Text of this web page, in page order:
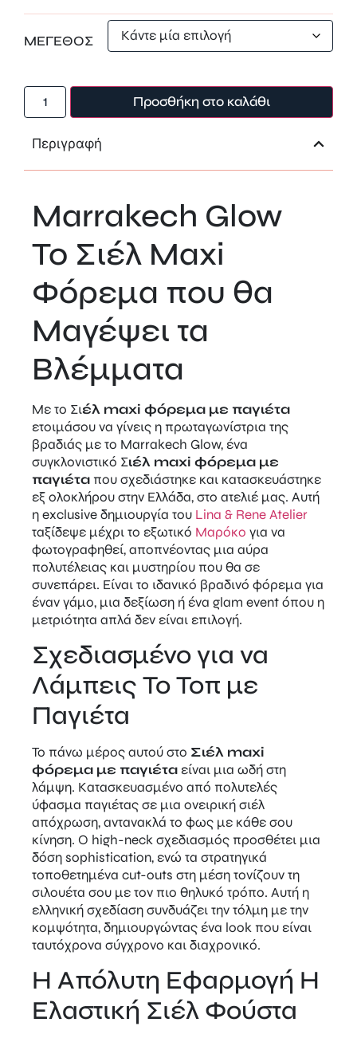
ΜΕΓΕΘΟΣ
Προσθήκη στο καλάθι
Περιγραφή
Marrakech Glow
Το Σιέλ Maxi
Φόρεμα που θα
Μαγέψει τα
Βλέμματα
Με το Σιέλ maxi φόρεμα με παγιέτα
ετοιμάσου να γίνεις η πρωταγωνίστρια της
βραδιάς με το Marrakech Glow, ένα
συγκλονιστικό Σιέλ maxi φόρεμα με
παγιέταπου σχεδιάστηκε και κατασκευάστηκε
εξ ολοκλήρου στην Ελλάδα, στο ατελιέ μας. Αυτή
η exclusive δημιουργία του Lina & Rene Atelier
ταξίδεψε μέχρι το εξωτικό Μαρόκο για να
φωτογραφηθεί, αποπνέοντας μια αύρα
πολυτέλειας και μυστηρίου που θα σε
συνεπάρει. Είναι το ιδανικό βραδινό φόρεμα για
έναν γάμο, μια δεξίωση ή ένα glam event όπου η
μετριότητα απλά δεν είναι επιλογή.
Σχεδιασμένο για να
Λάμπεις Το Τοπ με
Παγιέτα
Το πάνω μέρος αυτού στο Σιέλ maxi
φόρεμα με παγιέταείναι μια ωδή στη
λάμψη. Κατασκευασμένο από πολυτελές
ύφασμα παγιέτας σε μια ονειρική σιέλ
απόχρωση, αντανακλά το φως με κάθε σου
κίνηση. Ο high-neck σχεδιασμός προσθέτει μια
δόση sophistication, ενώ τα στρατηγικά
τοποθετημένα cut-outs στη μέση τονίζουν τη
σιλουέτα σου με τον πιο θηλυκό τρόπο. Αυτή η
ελληνική σχεδίαση συνδυάζει την τόλμη με την
κομψότητα, δημιουργώντας ένα look που είναι
ταυτόχρονα σύγχρονο και διαχρονικό.
Η Απόλυτη Εφαρμογή Η
Ελαστική Σιέλ Φούστα